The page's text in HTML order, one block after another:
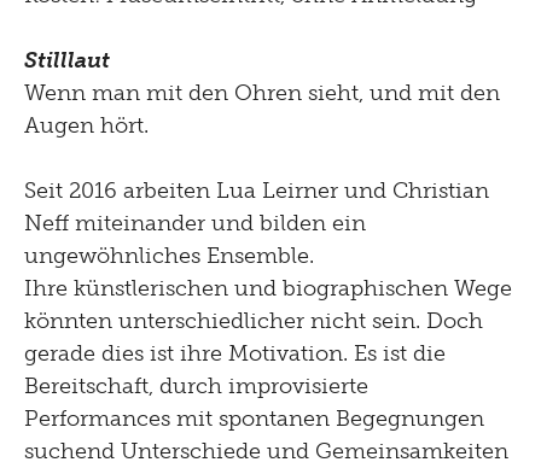
Stilllaut
Wenn man mit den Ohren sieht, und mit den
Augen hört.
Seit 2016 arbeiten Lua Leirner und Christian
Neff miteinander und bilden ein
ungewöhnliches Ensemble.
Ihre künstlerischen und biographischen Wege
könnten unterschiedlicher nicht sein. Doch
gerade dies ist ihre Motivation. Es ist die
Bereitschaft, durch improvisierte
Performances mit spontanen Begegnungen
suchend Unterschiede und Gemeinsamkeiten